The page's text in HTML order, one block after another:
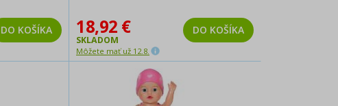
DO KOŠÍKA 18,92 €
SKLADOM
Môžete mať už 12.8.
DO KOŠÍKA